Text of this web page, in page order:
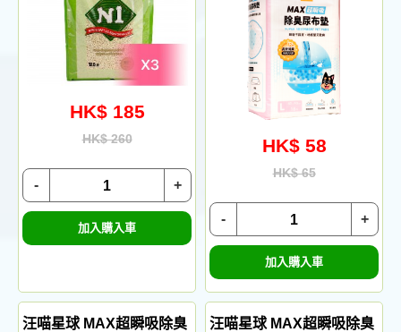
HK$ 185
HK$ 260
+
-
加入購入車
HK$ 58
HK$ 65
+
-
加入購入車
汪喵星球 MAX超瞬吸除臭
汪喵星球 MAX超瞬吸除臭